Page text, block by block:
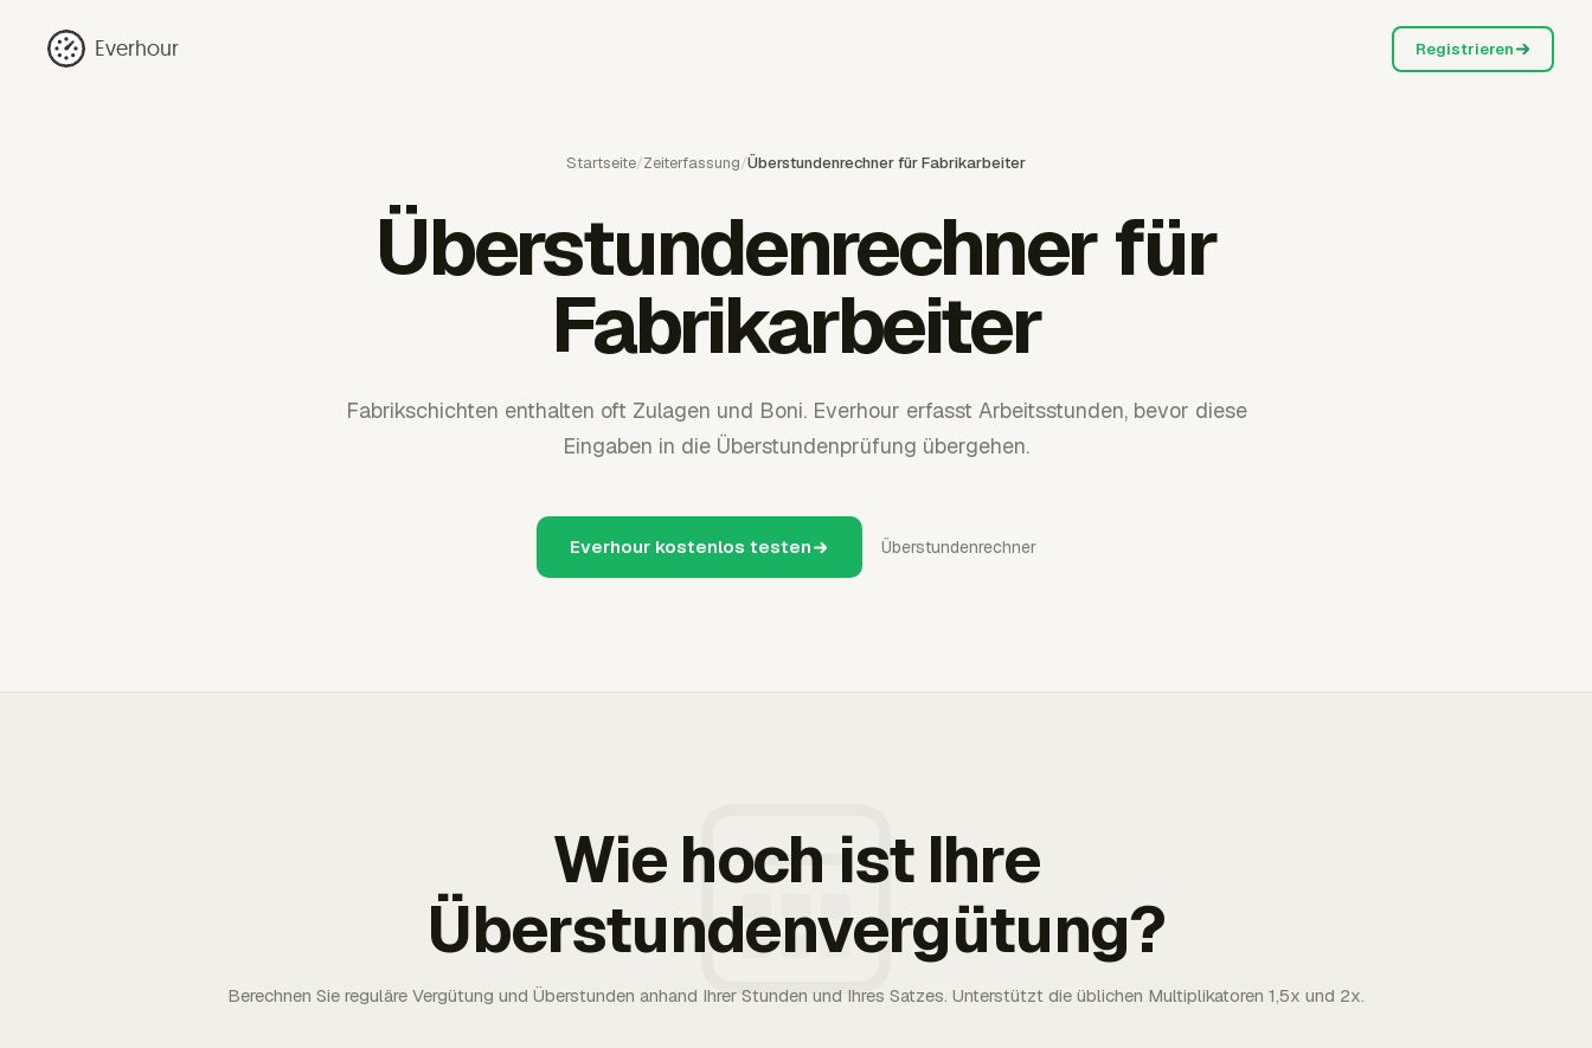
Everhour Registrieren
Startseite/Zeiterfassung/Überstundenrechner für Fabrikarbeiter
Überstundenrechner für
Fabrikarbeiter
Fabrikschichten enthalten oft Zulagen und Boni. Everhour erfasst Arbeitsstunden, bevor diese
Eingaben in die Überstundenprüfung übergehen.
Everhour kostenlos testen Überstundenrechner
Wie hoch ist Ihre
Überstundenvergütung?
Berechnen Sie reguläre Vergütung und Überstunden anhand Ihrer Stunden und Ihres Satzes. Unterstützt die üblichen Multiplikatoren 1,5x und 2x.